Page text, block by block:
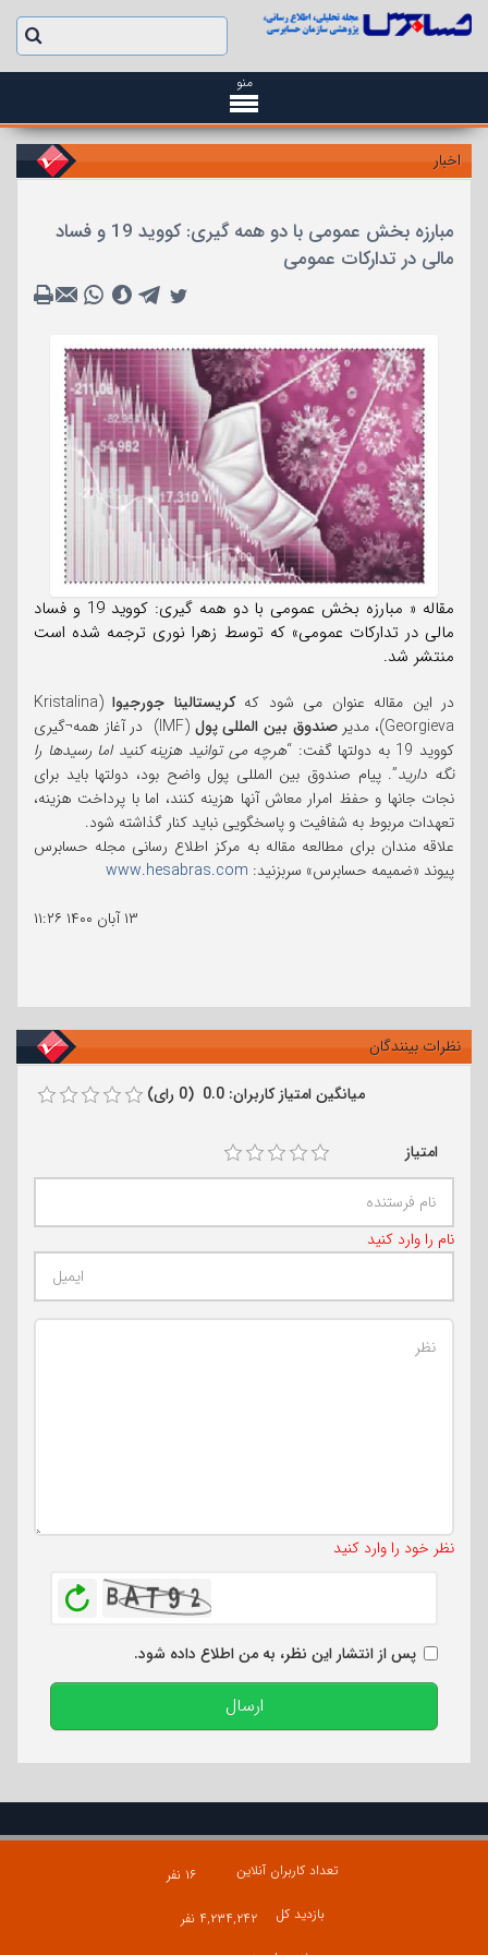
منو
اخبار
مبارزه بخش عمومی با دو همه گیری: کووید 19 و فساد
مالی در تدارکات عمومی
مقاله « مبارزه بخش عمومی با دو همه گیری: کووید 19 و فساد
مالی در تدارکات عمومی» که توسط زهرا نوری ترجمه شده است
منتشر شد.
در این مقاله عنوان می شود کهکریستالینا جورجیوا
(Kristalina
Georgieva)، مدیر
صندوق بین المللی پول
(IMF) در آغاز همه¬گیری
کووید 19 به دولتها گفت: “
هرچه می توانید هزینه کنید اما رسیدها را
نگه دارید”. پیام صندوق بین المللی پول واضح بود، دولتها باید برای
نجات جانها و حفظ امرار معاش آنها هزینه کنند، اما با پرداخت هزینه،
تعهدات مربوط به شفافیت و پاسخگویی نباید کنار گذاشته شود.
علاقه مندان برای مطالعه مقاله به مرکز اطلاع رسانی مجله حسابرس
پیوند «ضمیمه حسابرس» سربزنید: www.hesabras.com
۱۳ آبان ۱۴۰۰
۱۱:۲۶
نظرات بینندگان
میانگین امتیاز کاربران: 0.0 (0 رای)
امتیاز
نام را وارد کنید
نظر خود را وارد کنید
پس از انتشار این نظر، به من اطلاع داده شود.
ارسال
تعداد کاربران آنلاین
۱۶ نفر
بازدید کل
۴,۲۳۴,۲۴۲ نفر